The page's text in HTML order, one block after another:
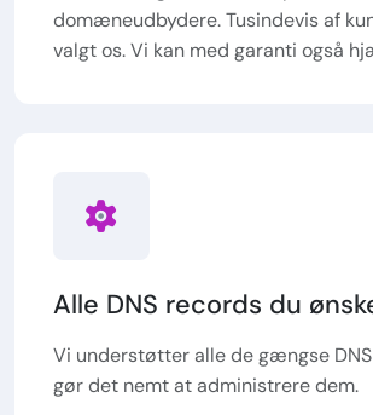
domæneudbydere. Tusindevis af
valgt os. Vi kan med garanti også
Alle DNS records du
Vi understøtter alle de gængse
gør det nemt at administrere dem.